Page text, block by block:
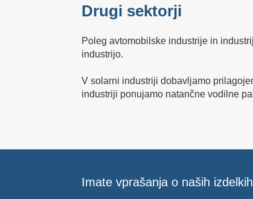
Drugi sektorji
Poleg avtomobilske industrije in
industrijo.
V solarni industriji dobavljamo
industriji ponujamo natančne vodilne
Imate vprašanja o naših